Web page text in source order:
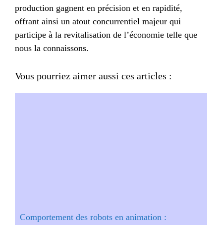
production gagnent en précision et en rapidité,
offrant ainsi un atout concurrentiel majeur qui
participe à la revitalisation de l’économie telle que
nous la connaissons.
Vous pourriez aimer aussi ces articles :
Comportement des robots en animation :